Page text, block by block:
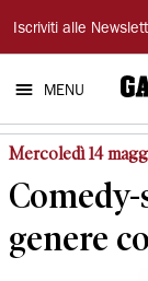
Gazzetta
di
Reggio
Iscriviti alle
MENU
Mercoledì 14
genere